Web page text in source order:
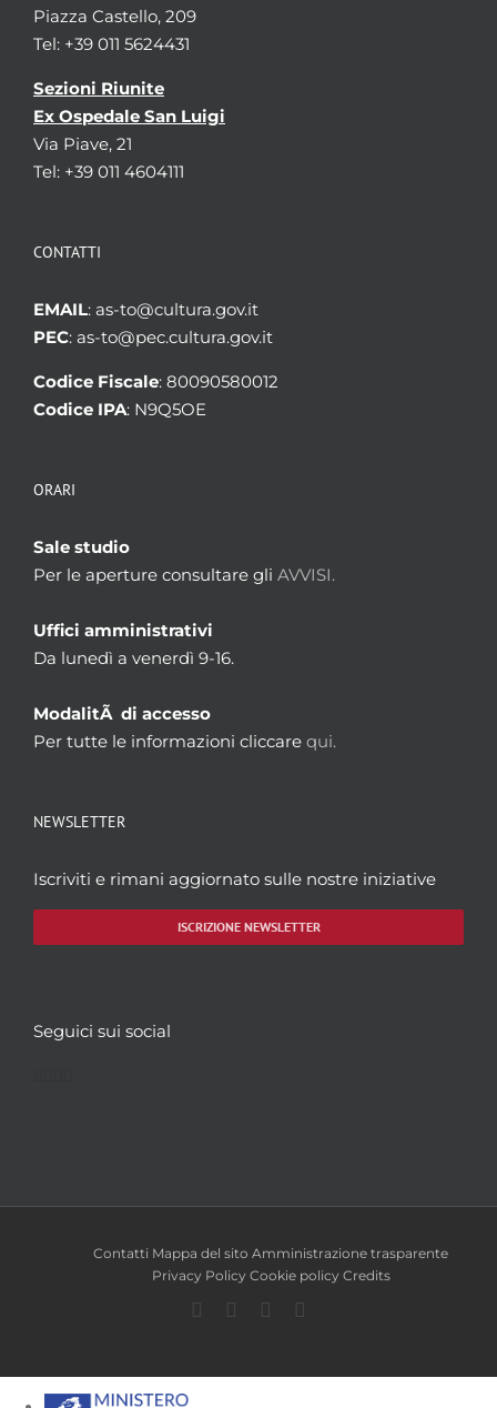
Piazza Castello, 209
Tel: +39 011 5624431
Sezioni Riunite
Ex Ospedale San Luigi
Via Piave, 21
Tel: +39 011 4604111
CONTATTI
EMAIL: as-to@cultura.gov.it
PEC: as-to@pec.cultura.gov.it
Codice Fiscale: 80090580012
Codice IPA: N9Q5OE
ORARI
Sale studio
Per le aperture consultare gli AVVISI.
Uffici amministrativi
Da lunedì a venerdì 9-16.
ModalitÃ di accesso
Per tutte le informazioni cliccare qui.
NEWSLETTER
Iscriviti e rimani aggiornato sulle nostre iniziative
ISCRIZIONE NEWSLETTER
Seguici sui social
Contatti Mappa del sito Amministrazione trasparente
Privacy Policy Cookie policy Credits
Facebook
TwitterYouTube